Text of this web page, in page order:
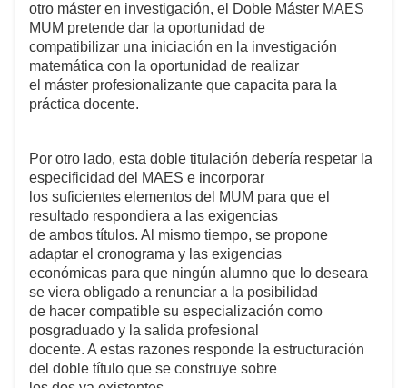
otro máster en investigación, el Doble Máster MAES
MUM pretende dar la oportunidad de
compatibilizar una iniciación en la investigación
matemática con la oportunidad de realizar
el máster profesionalizante que capacita para la
práctica docente.
Por otro lado, esta doble titulación debería respetar la
especificidad del MAES e incorporar
los suficientes elementos del MUM para que el
resultado respondiera a las exigencias
de ambos títulos. Al mismo tiempo, se propone
adaptar el cronograma y las exigencias
económicas para que ningún alumno que lo deseara
se viera obligado a renunciar a la posibilidad
de hacer compatible su especialización como
posgraduado y la salida profesional
docente. A estas razones responde la estructuración
del doble título que se construye sobre